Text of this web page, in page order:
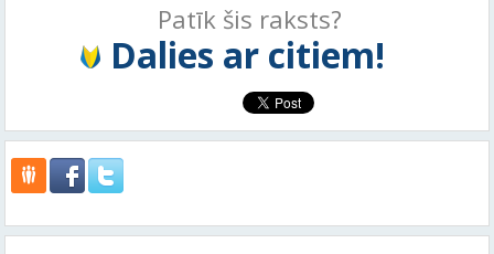
Patīk šis raksts?
Dalies ar citiem!